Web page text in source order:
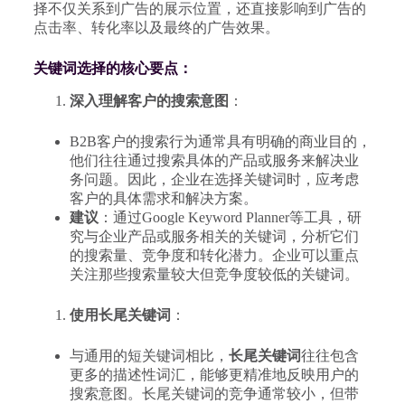
择不仅关系到广告的展示位置，还直接影响到广告的
点击率、转化率以及最终的广告效果。
关键词选择的核心要点：
深入理解客户的搜索意图 ：
B2B客户的搜索行为通常具有明确的商业目的，
他们往往通过搜索具体的产品或服务来解决业
务问题。因此，企业在选择关键词时，应考虑
客户的具体需求和解决方案。
建议 ：通过Google Keyword Planner等工具，研
究与企业产品或服务相关的关键词，分析它们
的搜索量、竞争度和转化潜力。企业可以重点
关注那些搜索量较大但竞争度较低的关键词。
使用长尾关键词 ：
与通用的短关键词相比， 长尾关键词往往包含
更多的描述性词汇，能够更精准地反映用户的
搜索意图。长尾关键词的竞争通常较小，但带